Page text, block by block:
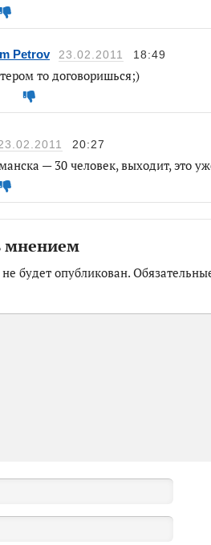
Petrov 23.02.2011 18:49
то договоришься;)
20:27
— 30 человек, выходит, это
мнением
будет опубликован.